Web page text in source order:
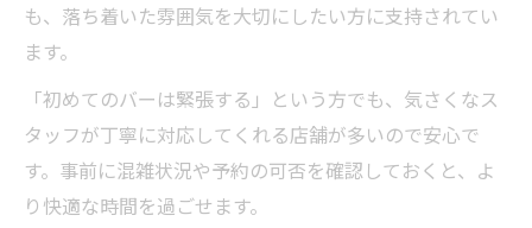
も、落ち着いた雰囲気を大切にしたい方に支持されてい
ます。
「初めてのバーは緊張する」という方でも、気さくなス
タッフが丁寧に対応してくれる店舗が多いので安心で
す。事前に混雑状況や予約の可否を確認しておくと、よ
り快適な時間を過ごせます。